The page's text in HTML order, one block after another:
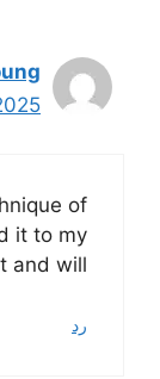
01/06/
of
it to my
and will
رد